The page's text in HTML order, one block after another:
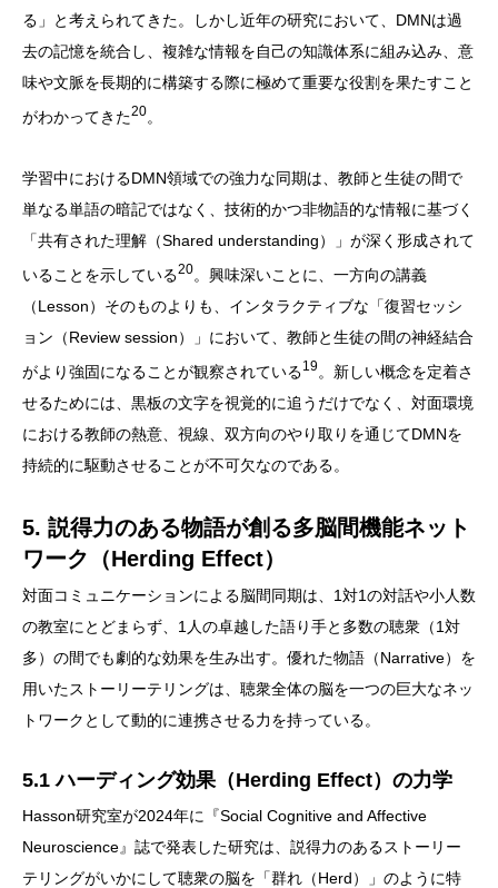
る」と考えられてきた。しかし近年の研究において、DMNは過
去の記憶を統合し、複雑な情報を自己の知識体系に組み込み、意
味や文脈を長期的に構築する際に極めて重要な役割を果たすこと
がわかってきた20。
学習中におけるDMN領域での強力な同期は、教師と生徒の間で
単なる単語の暗記ではなく、技術的かつ非物語的な情報に基づく
「共有された理解（Shared understanding）」が深く形成されて
いることを示している20。興味深いことに、一方向の講義
（Lesson）そのものよりも、インタラクティブな「復習セッシ
ョン（Review session）」において、教師と生徒の間の神経結合
がより強固になることが観察されている19。新しい概念を定着さ
せるためには、黒板の文字を視覚的に追うだけでなく、対面環境
における教師の熱意、視線、双方向のやり取りを通じてDMNを
持続的に駆動させることが不可欠なのである。
5. 説得力のある物語が創る多脳間機能ネット
ワーク（Herding Effect）
対面コミュニケーションによる脳間同期は、1対1の対話や小人数
の教室にとどまらず、1人の卓越した語り手と多数の聴衆（1対
多）の間でも劇的な効果を生み出す。優れた物語（Narrative）を
用いたストーリーテリングは、聴衆全体の脳を一つの巨大なネッ
トワークとして動的に連携させる力を持っている。
5.1 ハーディング効果（Herding Effect）の力学
Hasson研究室が2024年に『Social Cognitive and Affective
Neuroscience』誌で発表した研究は、説得力のあるストーリー
テリングがいかにして聴衆の脳を「群れ（Herd）」のように特